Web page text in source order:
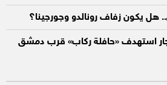
يكون زفاف رونالدو وجورجينا؟
استهدف «حافلة ركاب» قرب دمشق